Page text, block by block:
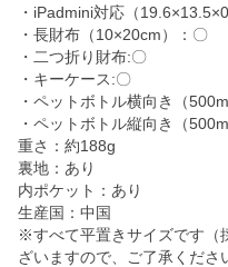
・iPadmini対応（
・長財布（10×20cm）：〇
・二つ折り財布:〇
・キーケース:〇
・ペットボトル横向き（
・ペットボトル縦向き（
重さ：約188g
裏地：あり
内ポケット：あり
生産国：中国
※すべて平置きサイズです（
ざいますので、ご了承くださ